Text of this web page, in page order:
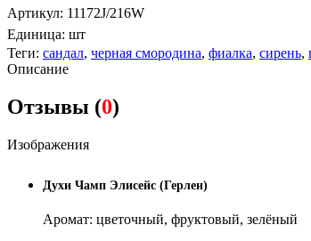
Артикул: 11172J/216W
Единица: шт
Теги: сандал, черная смородина, фиалка, сирень,
Описание
Отзывы (0)
Изображения
Духи Чамп Элисейс (Герлен)
Аромат: цветочный, фруктовый, зелёный